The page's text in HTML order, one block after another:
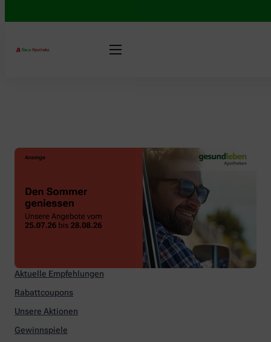
Aktuelle Empfehlungen
Rabattcoupons
Unsere Aktionen
Gewinnspiele